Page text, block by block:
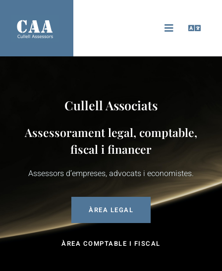
Cullell Associats
Assessorament legal, comptable,
fiscal i financer
Assessors d’empreses, advocats i economistes.
ÀREA LEGAL
ÀREA COMPTABLE I FISCAL